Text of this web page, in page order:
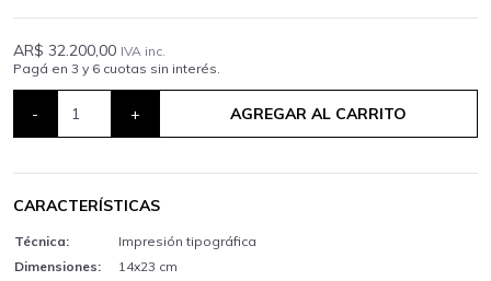
AR$ 32.200,00 IVA inc.
Pagá en 3 y 6 cuotas sin interés.
- + AGREGAR AL CARRITO
CARACTERÍSTICAS
Técnica:
Impresión tipográfica
Dimensiones:
14x23 cm